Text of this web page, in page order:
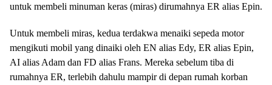
untuk membeli minuman keras (miras) dirumahnya ER alias Epin.
Untuk membeli miras, kedua terdakwa menaiki sepeda motor
mengikuti mobil yang dinaiki oleh EN alias Edy, ER alias Epin,
AI alias Adam dan FD alias Frans. Mereka sebelum tiba di
rumahnya ER, terlebih dahulu mampir di depan rumah korban